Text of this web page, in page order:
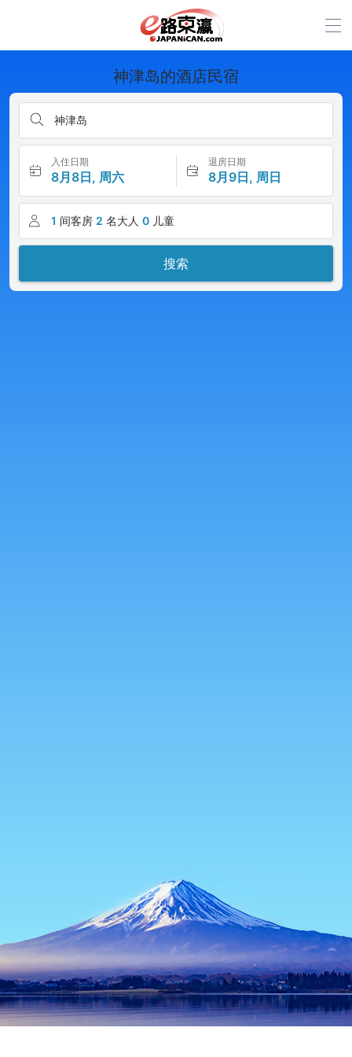
神津岛的酒店民宿
神津岛
入住日期
8月8日, 周六
退房日期
8月9日, 周日
1 间客房 2 名大人 0 儿童
搜索